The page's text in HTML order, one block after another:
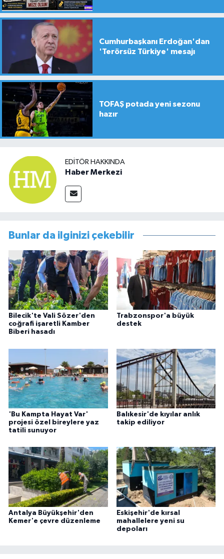
Cumhurbaşkanı Erdoğan'dan
'Terörsüz Türkiye' mesajı
TOFAŞ potada yeni sezonu
hazır
EDITÖR HAKKINDA
Haber Merkezi
Bunlar da ilginizi çekebilir
Bilecik'te Vali Sözer'den
coğrafi işaretli Kamber
Biberi hasadı
Trabzonspor'a büyük
destek
'Bu Kampta Hayat Var'
projesi özel bireylere yaz
tatili sunuyor
Balıkesir'de kıyılar anlık
takip ediliyor
Antalya Büyükşehir'den
Kemer'e çevre düzenleme
Eskişehir'de kırsal
mahallelere yeni su
depoları